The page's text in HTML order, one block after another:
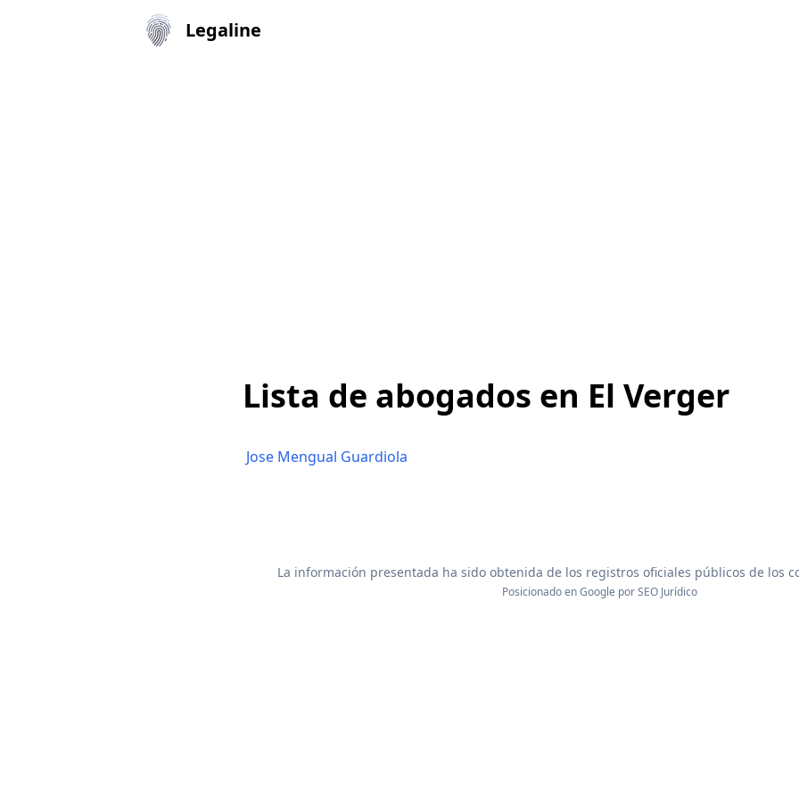
Legaline
Lista de abogados en El Verger
Jose Mengual Guardiola
La información presentada ha sido obtenida de los registros oficiales públicos de los
Posicionado en Google porSEO Jurídico